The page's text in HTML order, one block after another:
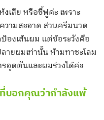
เสีย หรือชี้ฟูค่ะ เพราะ
ามสะอาด ส่วนครีมนวด
องเส้นผม แต่ข้อระวังคือ
ายผมเท่านั้น ห้ามทาชะโลม
รอุดตันและผมร่วงได้ค่ะ
ที่บอกคุณว่ากำลังแพ้